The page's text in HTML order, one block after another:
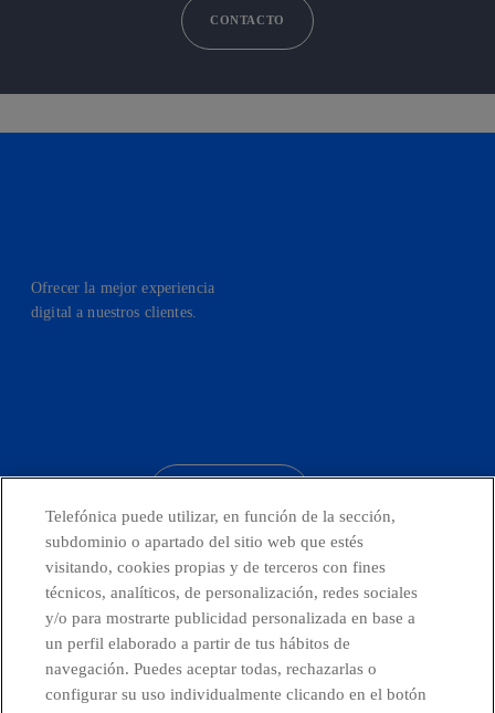
CONTACTO
Ofrecer la mejor experiencia
digital a nuestros clientes.
Telefónica en redes sociales
Canal de Denuncias
Telefónica puede utilizar, en función de la sección,
subdominio o apartado del sitio web que estés
visitando, cookies propias y de terceros con fines
técnicos, analíticos, de personalización, redes sociales
y/o para mostrarte publicidad personalizada en base a
un perfil elaborado a partir de tus hábitos de
navegación. Puedes aceptar todas, rechazarlas o
configurar su uso individualmente clicando en el botón